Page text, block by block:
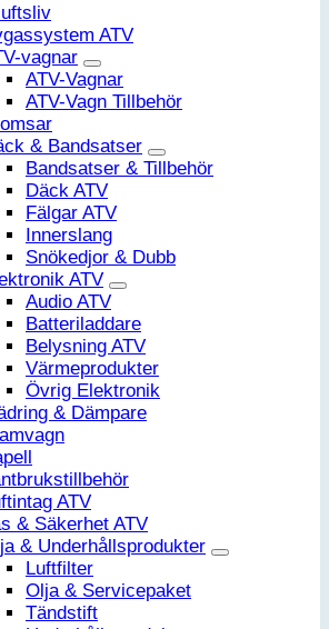
ATV
vagnar
ATV-Vagnar
ATV-Vagn Tillbehör
& Bandsatser
Bandsatser & Tillbehör
Däck ATV
Fälgar ATV
Innerslang
Snökedjor & Dubb
ATV
Audio ATV
Batteriladdare
Belysning ATV
Värmeprodukter
Övrig Elektronik
& Dämpare
ATV
& Säkerhet ATV
& Underhållsprodukter
Luftfilter
Olja & Servicepaket
Tändstift